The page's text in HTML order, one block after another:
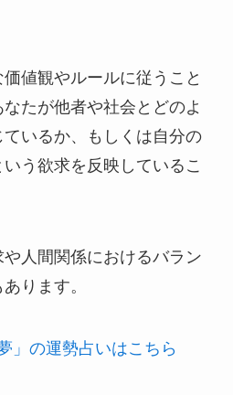
値観やルールに従うこと
たが他者や社会とどのよ
いるか、もしくは自分の
う欲求を反映しているこ
人間関係におけるバラン
ります。
」の運勢占いはこちら